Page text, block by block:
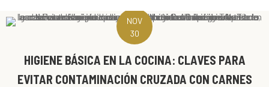
NOV
30
HIGIENE BÁSICA EN LA COCINA: CLAVES PARA
EVITAR CONTAMINACIÓN CRUZADA CON CARNES